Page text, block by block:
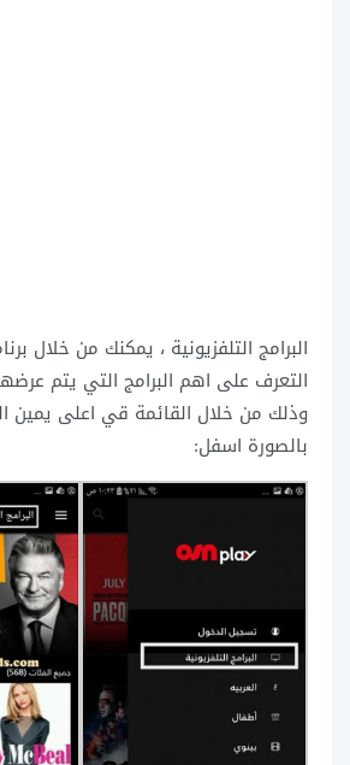
وذلك من خلال القائمة قي اعلى يمين
بالصورة اسفل: